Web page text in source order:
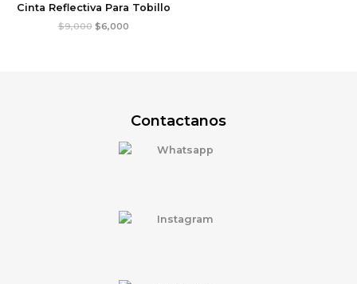
Cinta Reflectiva Para Tobillo
$9,000 $6,000
Contactanos